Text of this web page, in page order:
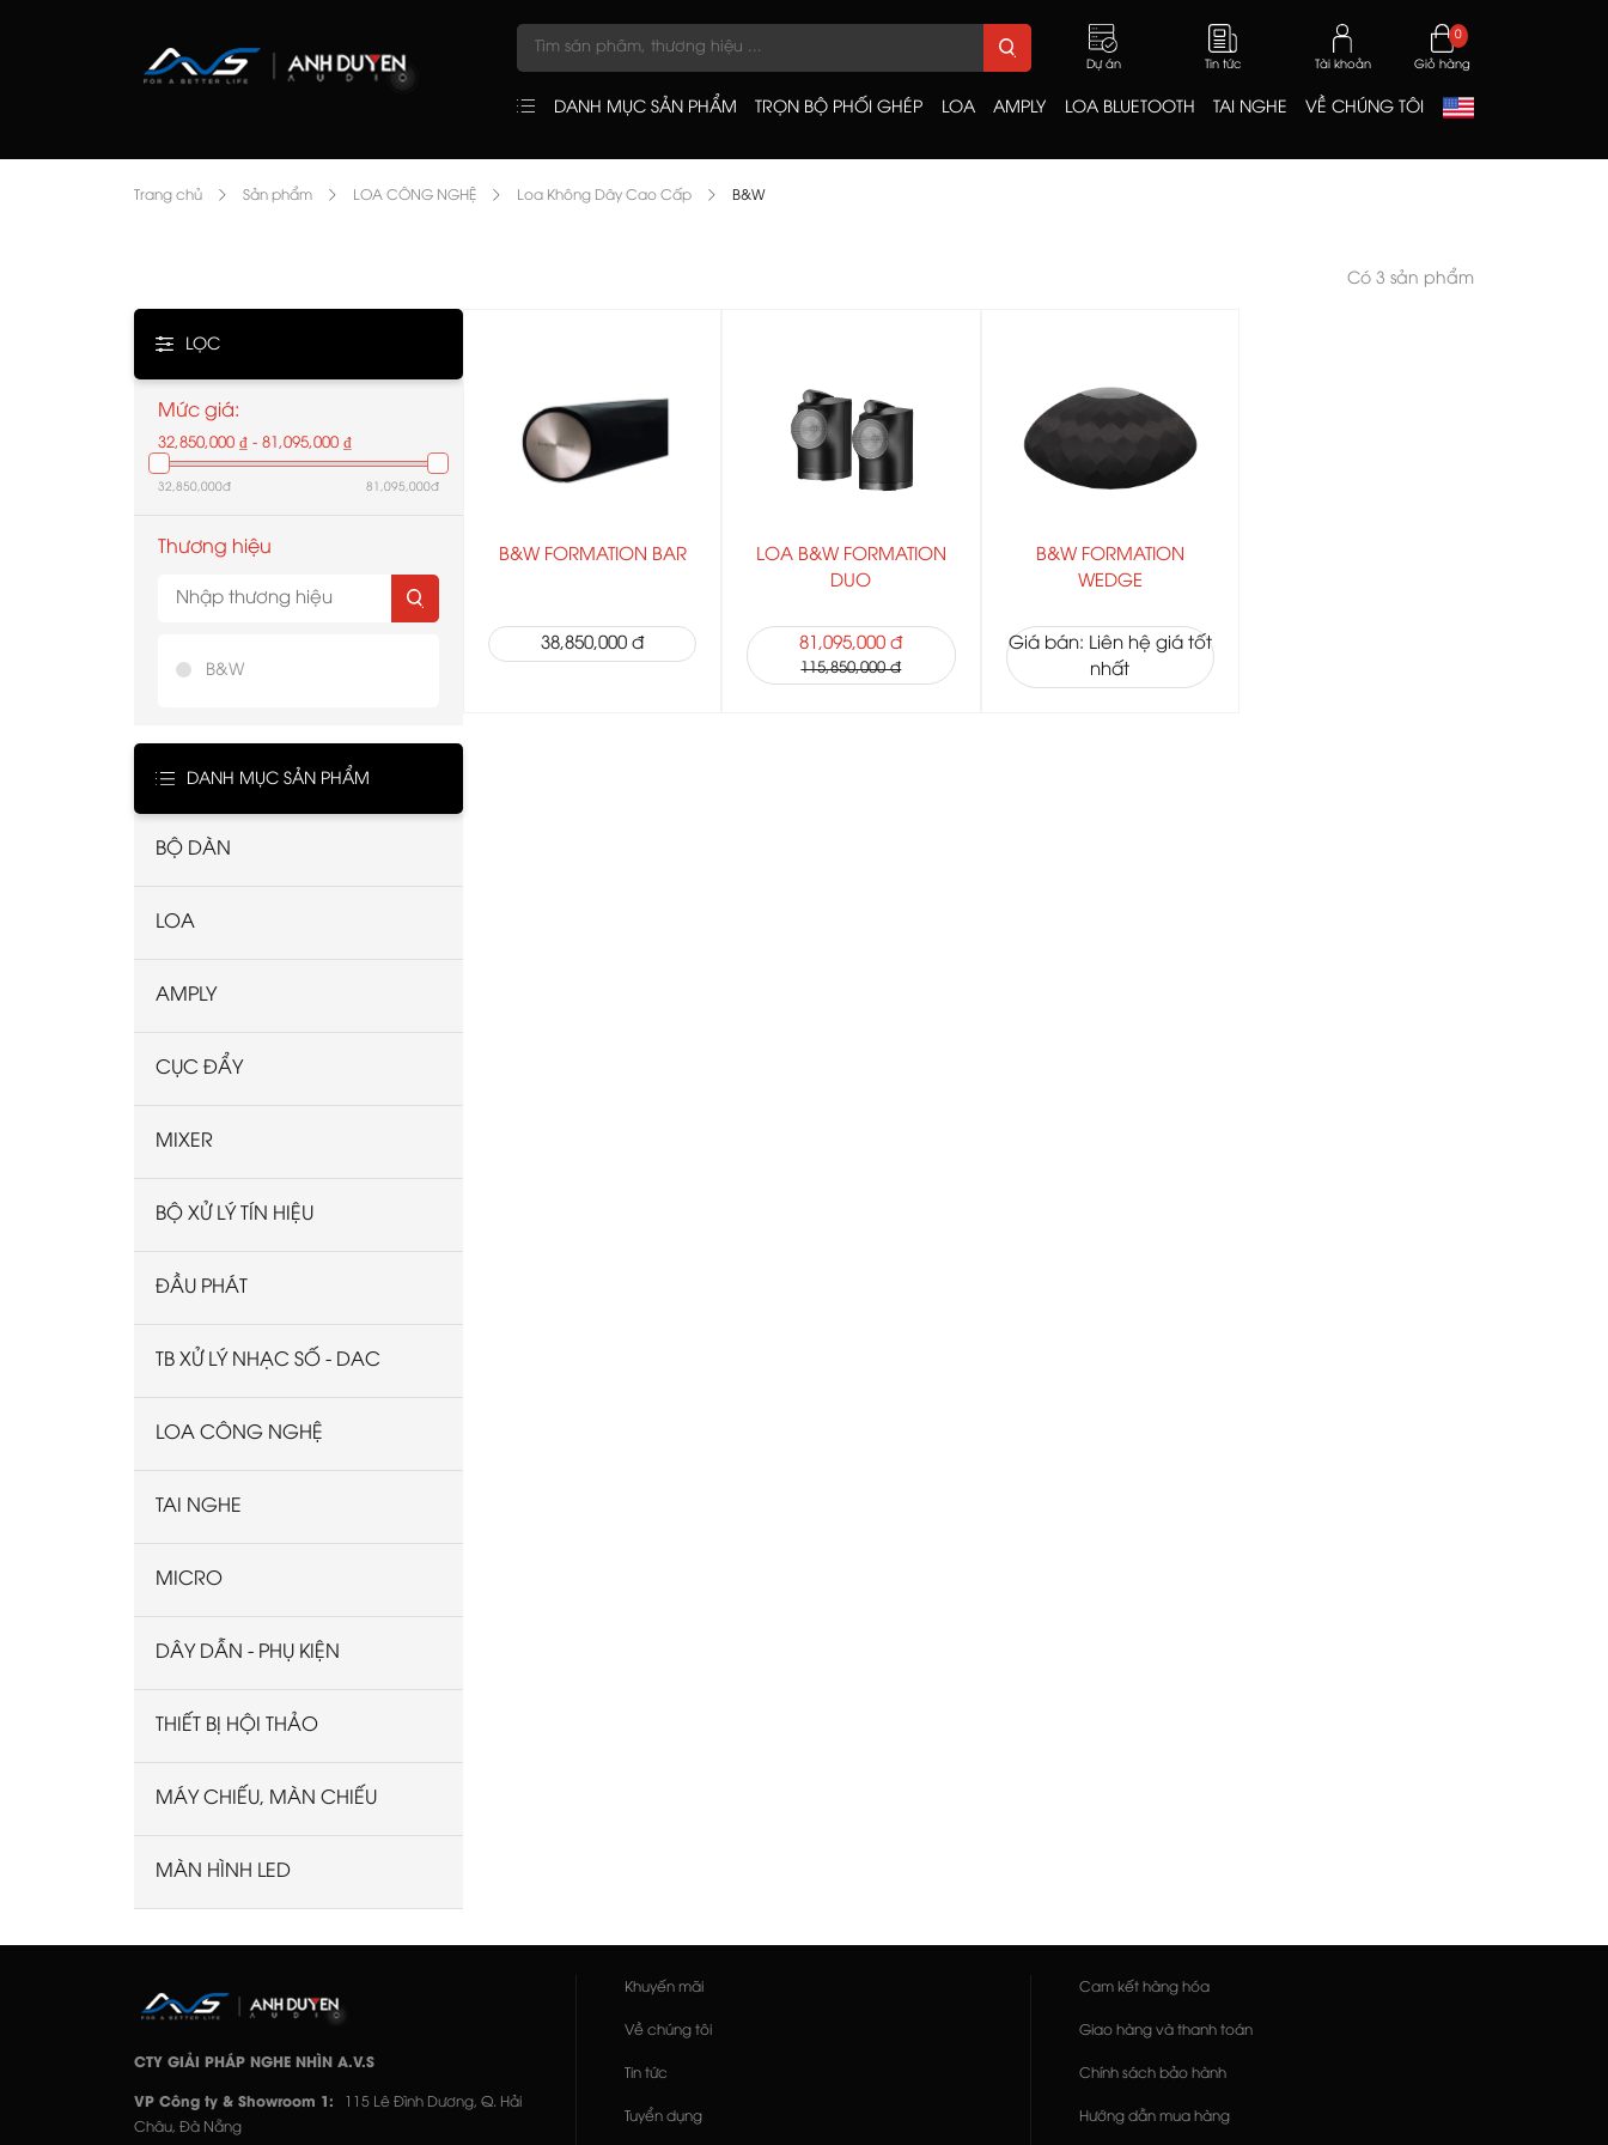
Dự án Tin tức Tài khoản Giỏ hàng
0
DANH MỤC SẢN PHẨM TRỌN BỘ PHỐI GHÉP LOA AMPLY LOA BLUETOOTH TAI NGHE VỀ CHÚNG TÔI
Trang chủ Sản phẩm LOA CÔNG NGHỆ Loa Không Dây Cao Cấp B&W
LỌC
Mức giá:
32,850,000 ₫ - 81,095,000 ₫
32,850,000đ 81,095,000đ
Thương hiệu
B&W
DANH MỤC SẢN PHẨM
BỘ DÀN
LOA
AMPLY
CỤC ĐẨY
MIXER
BỘ XỬ LÝ TÍN HIỆU
ĐẦU PHÁT
TB XỬ LÝ NHẠC SỐ - DAC
LOA CÔNG NGHỆ
TAI NGHE
MICRO
DÂY DẪN - PHỤ KIỆN
THIẾT BỊ HỘI THẢO
MÁY CHIẾU, MÀN CHIẾU
MÀN HÌNH LED
Có 3 sản phẩm
B&W FORMATION BAR
38,850,000 đ
LOA B&W FORMATION
DUO
81,095,000 đ
115,850,000 đ
B&W FORMATION
WEDGE
Giá bán: Liên hệ giá tốt
nhất
CTY GIẢI PHÁP NGHE NHÌN A.V.S
VP Công ty & Showroom 1:
115 Lê Đình Dương, Q. Hải
Châu, Đà Nẵng
Khuyến mãi
Về chúng tôi
Tin tức
Tuyển dụng
Cam kết hàng hóa
Giao hàng và thanh toán
Chính sách bảo hành
Hướng dẫn mua hàng